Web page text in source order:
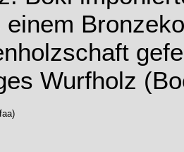
einem
Wurfholz